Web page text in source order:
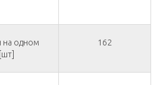
на одном
162